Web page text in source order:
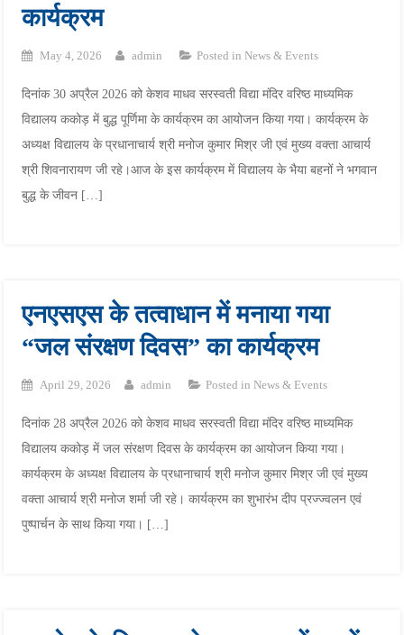
कार्यक्रम
May 4, 2026 admin Posted in News & Events
दिनांक 30 अप्रैल 2026 को केशव माधव सरस्वती विद्या मंदिर वरिष्ठ माध्यमिक
विद्यालय ककोड़ में बुद्ध पूर्णिमा के कार्यक्रम का आयोजन किया गया। कार्यक्रम के
अध्यक्ष विद्यालय के प्रधानाचार्य श्री मनोज कुमार मिश्र जी एवं मुख्य वक्ता आचार्य
श्री शिवनारायण जी रहे।आज के इस कार्यक्रम में विद्यालय के भैया बहनों ने भगवान
बुद्ध के जीवन […]
एनएसएस के तत्वाधान में मनाया गया
“जल संरक्षण दिवस” का कार्यक्रम
April 29, 2026 admin Posted in News & Events
दिनांक 28 अप्रैल 2026 को केशव माधव सरस्वती विद्या मंदिर वरिष्ठ माध्यमिक
विद्यालय ककोड़ में जल संरक्षण दिवस के कार्यक्रम का आयोजन किया गया।
कार्यक्रम के अध्यक्ष विद्यालय के प्रधानाचार्य श्री मनोज कुमार मिश्र जी एवं मुख्य
वक्ता आचार्य श्री मनोज शर्मा जी रहे। कार्यक्रम का शुभारंभ दीप प्रज्ज्वलन एवं
पुष्पार्चन के साथ किया गया। […]